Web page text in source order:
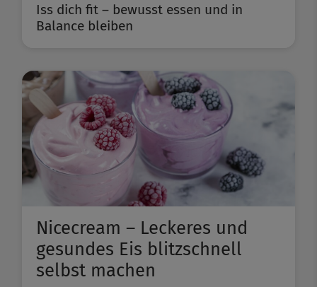
Iss dich fit – bewusst essen und in
Balance bleiben
Nicecream – Leckeres und
gesundes Eis blitzschnell
selbst machen